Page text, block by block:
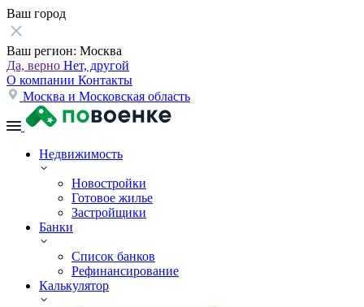
Ваш город
Ваш регион: Москва
Да, верно Нет, другой
О компании Контакты
Москва и Московская область
Недвижимость
Новостройки
Готовое жилье
Застройщики
Банки
Список банков
Рефинансирование
Калькулятор